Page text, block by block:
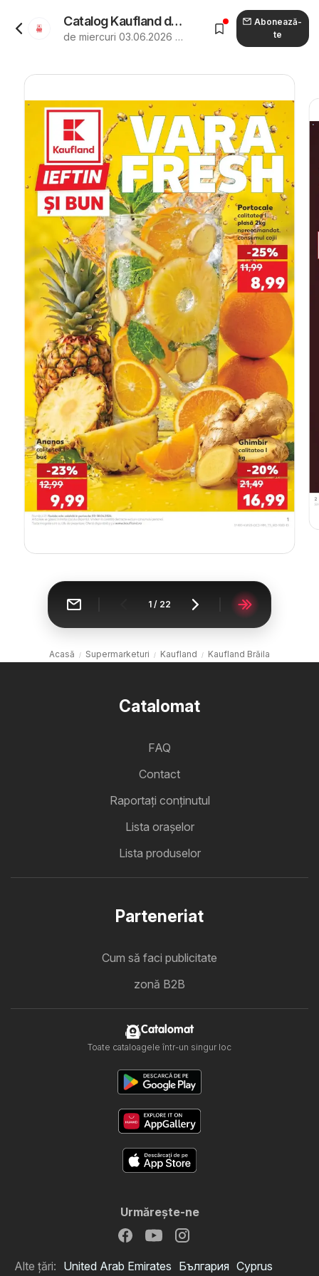
Catalog Kaufland de la 03.06.2026 - Revista "Kaufland Brăila"
de miercuri 03.06.2026 până marți 09.06.2026
Abonează-
te
1 / 22
Acasă Supermarketuri Kaufland Kaufland Brăila
Catalomat
FAQ
Contact
Raportați conținutul
Lista oraşelor
Lista produselor
Parteneriat
Cum să faci publicitate
zonă B2B
Catalomat
Toate cataloagele într-un singur loc
Urmăreşte-ne
Alte țări: United Arab Emirates България Cyprus